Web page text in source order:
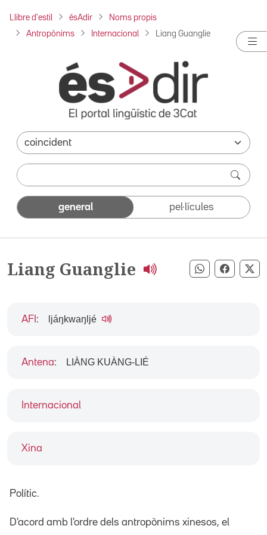
Llibre d'estil ésAdir Noms propis
Antropònims Internacional Liang Guanglie
general pel·lícules
Liang Guanglie Compartir
Internacional
Xina
AFI : ljáŋkwaŋljé
Antena: LIÀNG KUÀNG-LIÉ
Polític.
D'acord amb l'ordre dels antropònims xinesos, el